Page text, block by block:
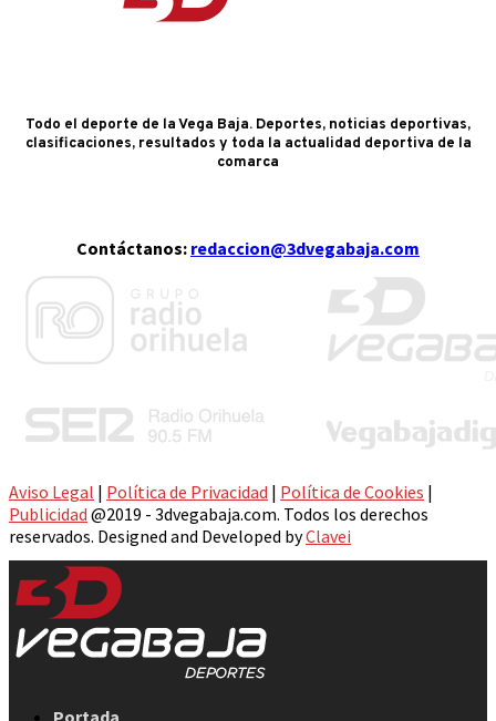
Todo el deporte de la Vega Baja. Deportes, noticias deportivas,
clasificaciones, resultados y toda la actualidad deportiva de la
comarca
Contáctanos: redaccion@3dvegabaja.com
Aviso Legal | Política de Privacidad | Política de Cookies |
Publicidad @2019 - 3dvegabaja.com. Todos los derechos
reservados. Designed and Developed byClavei
Portada